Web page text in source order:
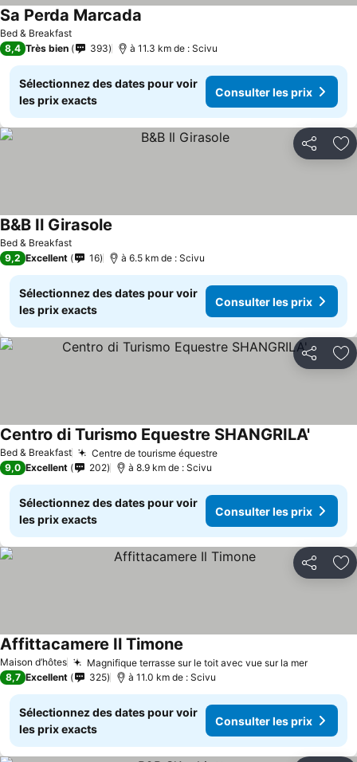
Bed & Breakfast
Sa Perda Marcada
8,4 Très bien 393 à 11.3 km de : Scivu
Sélectionnez des dates pour voir
les prix exacts
Consulter les prix
Partager
Bed & Breakfast
B&B Il Girasole
9,2 Excellent 16 à 6.5 km de : Scivu
Sélectionnez des dates pour voir
les prix exacts
Consulter les prix
Partager
Bed & Breakfast Centre de tourisme équestreConsulter les prix
Centro di Turismo Equestre SHANGRILA'
9,0 Excellent 202 à 8.9 km de : Scivu
Sélectionnez des dates pour voir
les prix exacts
Consulter les prix
Partager
Maison d’hôtes Magnifique terrasse sur le toit avec vue sur la mer
Affittacamere Il Timone
8,7 Excellent 325 à 11.0 km de : Scivu
Sélectionnez des dates pour voir
les prix exacts
Consulter les prix